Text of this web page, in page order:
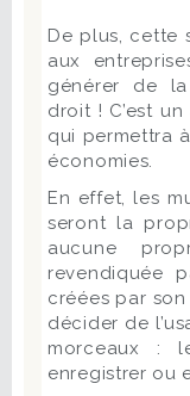
De plus, cette
aux
générer de
droit ! C’est
qui permettra
économies.
En effet, les
seront la
aucune
revendiquée
créées par
décider de
morceaux :
enregistrer ou